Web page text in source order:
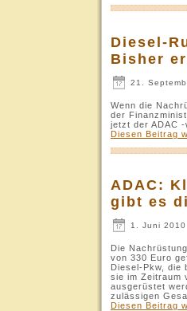
Diesel-
Bisher
21.
Wenn die
der
jetzt der ADAC
Diesen Beitrag
ADAC:
gibt es
1. Juni 2010
Die
von 330 Euro
Diesel-Pkw, die
sie im Zeitraum
ausgerüstet
zulässigen
Diesen Beitrag